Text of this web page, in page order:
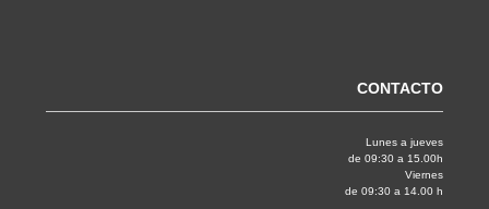
CONTACTO
Lunes a jueves
de 09:30 a 15.00h
Viernes
de 09:30 a 14.00 h